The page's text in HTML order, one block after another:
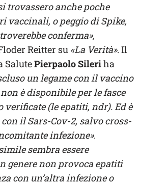
trovassero anche poche
vaccinali, o peggio di Spike,
conferma»,
Reitter su «La Verità». Il
SalutePierpaolo Sileriha
un legame con il vaccino
è disponibile per le fasce
verificate (le epatiti, ndr). Ed è
il Sars-Cov-2, salvo cross-
infezione».
sembra essere
genere non provoca epatiti
con un’altra infezione o